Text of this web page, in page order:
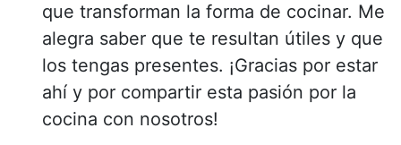
que transforman la forma de cocinar. Me
alegra saber que te resultan útiles y que
los tengas presentes. ¡Gracias por estar
ahí y por compartir esta pasión por la
cocina con nosotros!